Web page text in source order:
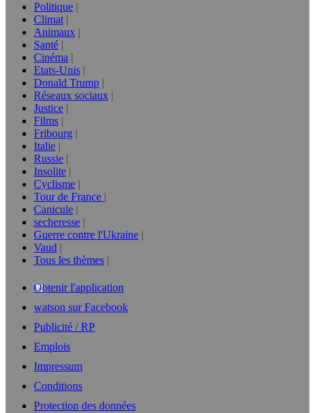
Politique
Climat
Animaux
Santé
Cinéma
Etats-Unis
Donald Trump
Réseaux sociaux
Justice
Films
Fribourg
Italie
Russie
Insolite
Cyclisme
Tour de France
Canicule
secheresse
Guerre contre l'Ukraine
Vaud
Tous les thèmes
Obtenir l'application
watson sur Facebook
Publicité / RP
Emplois
Impressum
Conditions
Protection des données